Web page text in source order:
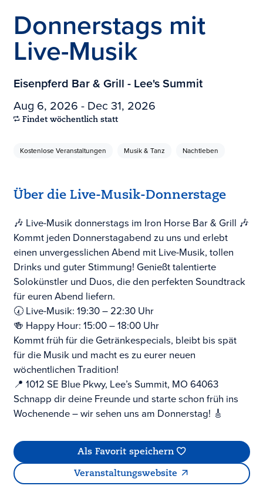
Donnerstags mit
Live-Musik
Eisenpferd Bar & Grill - Lee's Summit
Aug 6, 2026 - Dec 31, 2026
Findet wöchentlich statt
Kostenlose Veranstaltungen Musik & Tanz Nachtleben
Über die Live-Musik-Donnerstage
🎶 Live-Musik donnerstags im Iron Horse Bar & Grill 🎶
Kommt jeden Donnerstagabend zu uns und erlebt
einen unvergesslichen Abend mit Live-Musik, tollen
Drinks und guter Stimmung! Genießt talentierte
Solokünstler und Duos, die den perfekten Soundtrack
für euren Abend liefern.
🕢 Live-Musik: 19:30 – 22:30 Uhr
🍻 Happy Hour: 15:00 – 18:00 Uhr
Kommt früh für die Getränkespecials, bleibt bis spät
für die Musik und macht es zu eurer neuen
wöchentlichen Tradition!
📍 1012 SE Blue Pkwy, Lee’s Summit, MO 64063
Schnapp dir deine Freunde und starte schon früh ins
Wochenende – wir sehen uns am Donnerstag! 🎸
Als Favorit speichern
Veranstaltungswebsite